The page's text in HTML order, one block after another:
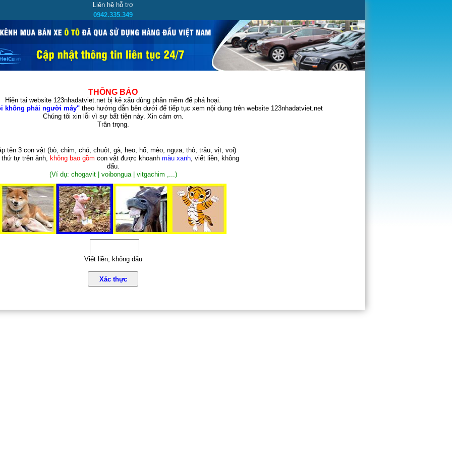
Liên hệ hỗ trợ
0942.335.349
THÔNG BÁO
Hiện tại website 123nhadatviet.net bị kẻ xấu dùng phần mềm để phá hoại.
không phải người máy"theo hướng dẫn bên dưới để tiếp tục xem nội dung trên website 123nhadatviet.net
Chúng tôi xin lỗi vì sự bất tiện này. Xin cám ơn.
Trân trọng.
tên 3 con vật (bò, chim, chó, chuột, gà, heo, hổ, mèo, ngựa, thỏ, trâu, vịt, voi)
thứ tự trên ảnh, không bao gồm con vật được khoanh màu xanh, viết liền, không
dấu.
(Ví dụ: chogavit | voibongua | vitgachim ,...)
Viết liền, không dấu
Xác thực